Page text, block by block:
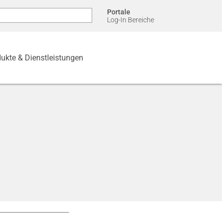
Portale
Log-In Bereiche
& Dienstleistungen